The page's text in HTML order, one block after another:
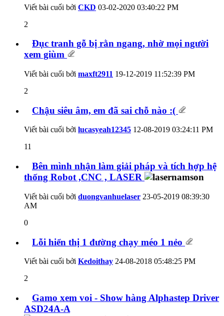
Viết bài cuối bởi CKD 03-02-2020 03:40:22 PM
2
Đục tranh gỗ bị rằn ngang, nhờ mọi người
xem giùm
Viết bài cuối bởi maxft2911 19-12-2019 11:52:39 PM
2
Chậu siêu âm, em đã sai chỗ nào :(
Viết bài cuối bởi lucasyeah12345 12-08-2019 03:24:11 PM
11
Bên mình nhận làm giải pháp và tích hợp hệ
thống Robot ,CNC , LASER
Viết bài cuối bởi duongvanhuelaser 23-05-2019 08:39:30
AM
0
Lỗi hiển thị 1 đường chạy méo 1 nẻo
Viết bài cuối bởi Kedoithay 24-08-2018 05:48:25 PM
2
Gamo xem voi - Show hàng Alphastep Driver
ASD24A-A